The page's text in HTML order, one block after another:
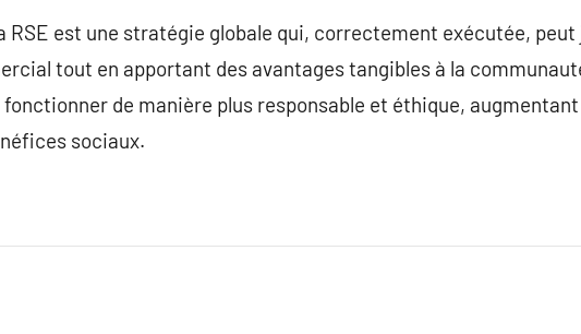
RSE est une stratégie globale qui, correctement exécutée,
tout en apportant des avantages tangibles à la
de manière plus responsable et éthique,
sociaux.